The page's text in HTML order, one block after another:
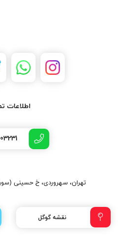
اطلاعات
تهران، سهروردی، خ حسینی
نقشه گوگل